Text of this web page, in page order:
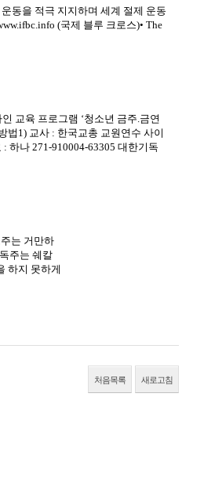
동을 적극 지지하며 세계 절제 운동
(국제 블루 크로스)• The
교육 프로그램 ‘청소년 금주.금연
법1) 교사 : 한국교총 교원연수 사이
하나 271-910004-63305 대한기독
는 거만하
주는 쉐칼
하지 못하게
처음목록 새로고침